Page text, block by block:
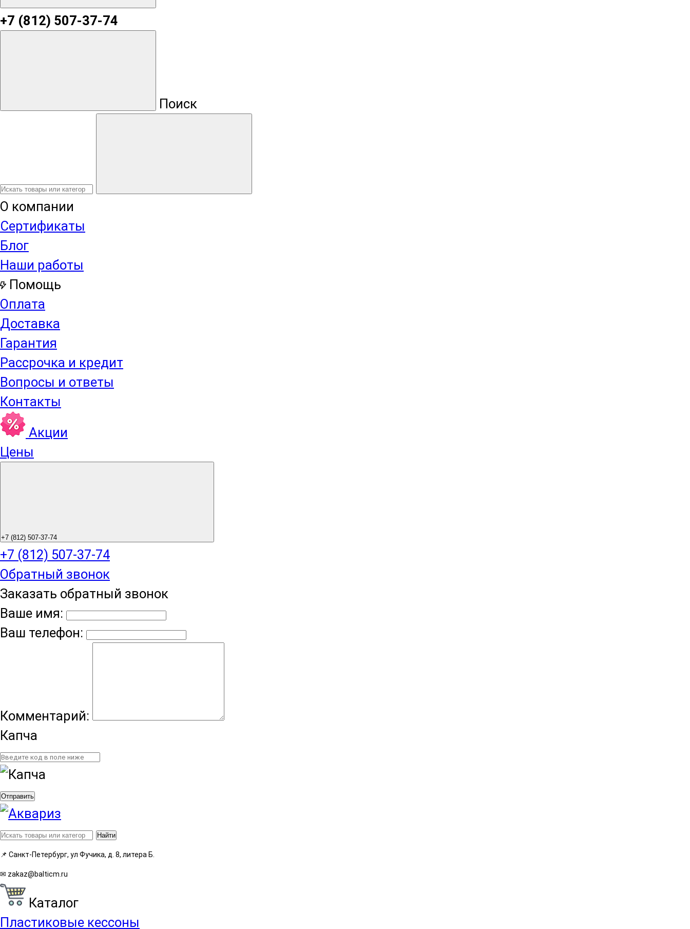
+7 (812) 507-37-74
Поиск
О компании
Сертификаты
Блог
Наши работы
Помощь
Оплата
Доставка
Гарантия
Рассрочка и кредит
Вопросы и ответы
Контакты
Акции
Цены
+7 (812) 507-37-74
+7 (812) 507-37-74
Обратный звонок
Заказать обратный звонок
Ваше имя:
Ваш телефон:
Комментарий:
Капча
Отправить
Найти
📌 Санкт-Петербург, ул Фучика, д. 8, литера Б.
✉ zakaz@balticm.ru
Каталог
Пластиковые кессоны